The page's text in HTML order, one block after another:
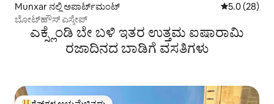
Munxar ನಲ್ಲಿ ಅಪಾರ್ಟ್‌ಮಂಟ್ 5 ರಲ್ಲಿ 5.0
5.0 (28)
ಬೋಟ್‌ಹೌಸ್ ಎಸ್ಕೇಪ್
ಎಕ್ಸ್ಲೆಂಡಿ ಬೇ ಬಳಿ ಇತರ ಉತ್ತಮ ಐಷಾರಾಮಿ
ರಜಾದಿನದ ಬಾಡಿಗೆ ವಸತಿಗಳು